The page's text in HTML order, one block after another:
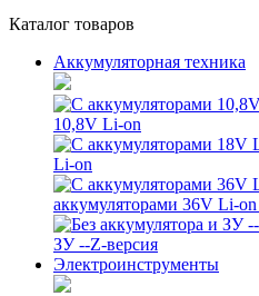
Каталог товаров
Аккумуляторная техника
10,8V Li-on
Li-on
аккумуляторами 36V Li-
ЗУ --Z-версия
Электроинструменты